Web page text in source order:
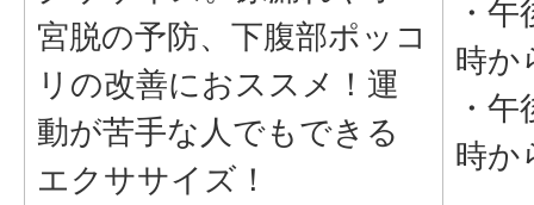
宮脱の予防、下腹部ポッコ
リの改善におススメ！運
動が苦手な人でもできる
エクササイズ！
・午
時か
・午
時か